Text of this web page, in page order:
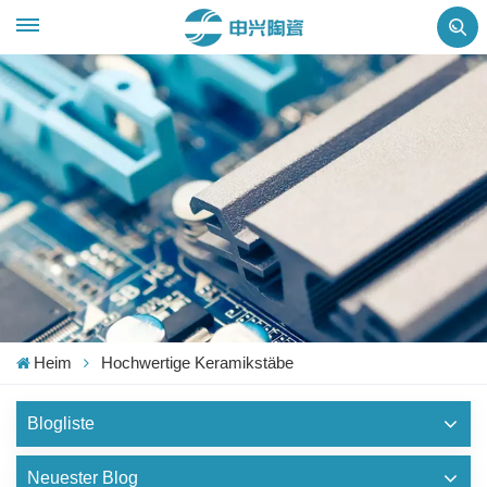
Heim Hochwertige Keramikstäbe
Blogliste
Neuester Blog